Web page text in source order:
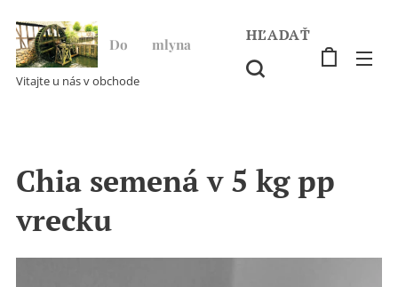
Do ♥ mlyna
Vitajte u nás v obchode
HĽADAŤ
Chia semená v 5 kg pp
vrecku